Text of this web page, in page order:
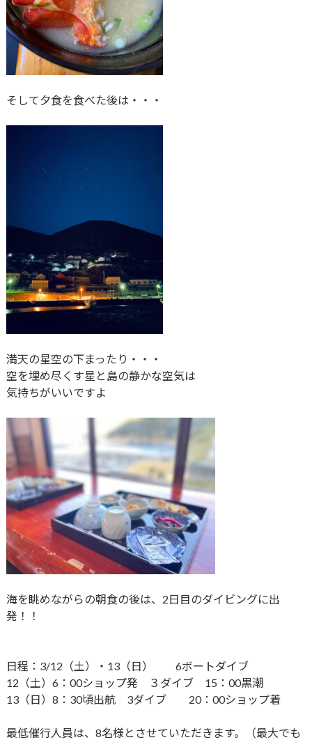
そして夕食を食べた後は・・・
満天の星空の下まったり・・・
空を埋め尽くす星と島の静かな空気は
気持ちがいいですよ
海を眺めながらの朝食の後は、2日目のダイビングに出
発！！
日程：3/12（土）・13（日） 6ボートダイブ
12（土）6：00ショップ発 ３ダイブ 15：00黒潮
13（日）8：30頃出航 3ダイブ 20：00ショップ着
最低催行人員は、8名様とさせていただきます。（最大でも